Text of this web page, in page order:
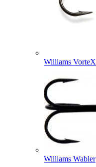
Williams VorteX
Williams Wabler